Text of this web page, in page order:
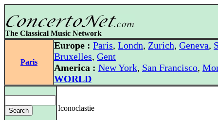
The Classical Music Network
Paris
Europe : Paris, Londn, Zurich, Geneva,
Bruxelles, Gent
America : New York, San Francisco,
WORLD
Iconoclastie